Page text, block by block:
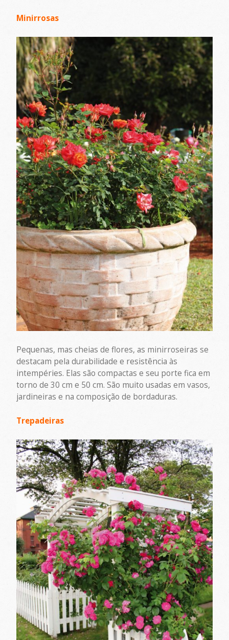
Minirrosas
Pequenas, mas cheias de flores, as minirroseiras se
destacam pela durabilidade e resistência às
intempéries. Elas são compactas e seu porte fica em
torno de 30 cm e 50 cm. São muito usadas em vasos,
jardineiras e na composição de bordaduras.
Trepadeiras